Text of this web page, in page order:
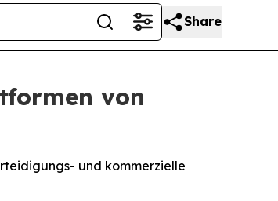
Share
von
und kommerzielle